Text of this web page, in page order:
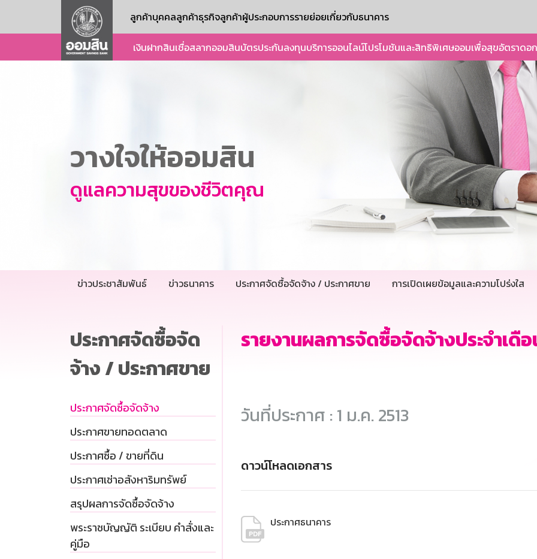
ลูกค้าบุคคลลูกค้าธุรกิจลูกค้าผู้ประกอบการรายย่อยเกี่ยวกับธนาคาร
เงินฝากสินเชื่อสลากออมสินบัตรประกันลงทุนบริการออนไลน์โปรโมชันและสิทธิพิเศษออมเพื่อสุขอัตราดอ
วางใจให้ออมสิน
ดูแลความสุขของชีวิตคุณ
ข่าวประชาสัมพันธ์ ข่าวธนาคาร ประกาศจัดซื้อจัดจ้าง / ประกาศขาย การเปิดเผยข้อมูลและความโปร่งใส
ประกาศจัดซื้อจัด
จ้าง / ประกาศขาย
ประกาศจัดซื้อจัดจ้าง
ประกาศขายทอดตลาด
ประกาศซื้อ / ขายที่ดิน
ประกาศเช่าอสังหาริมทรัพย์
สรุปผลการจัดซื้อจัดจ้าง
พระราชบัญญัติ ระเบียบ คำสั่งและ
คู่มือ
รายงานผลการจัดซื้อจัดจ้างประจำเดื
วันที่ประกาศ : 1 ม.ค. 2513
ดาวน์โหลดเอกสาร
ประกาศธนาคาร